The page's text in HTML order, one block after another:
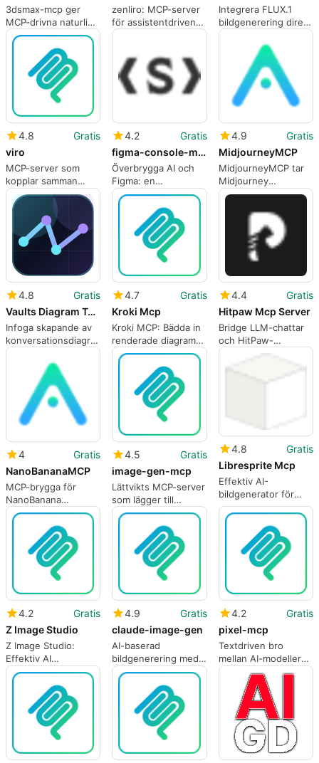
3dsmax-mcp ger
MCP-drivna naturliga
språkstyrning till 3ds
zenliro: MCP-server
för assistentdriven
AI-bildskapande
Integrera FLUX.1
bildgenerering direkt
i MCP
chattarbetsflöden
4.8
Gratis
viro
MCP-server som
kopplar samman
konversationsagenter
med
bildgenereringsbakändar
4.2
Gratis
figma-console-mcp
Överbrygga AI och
Figma: en
utvecklarinriktad
MCP-server
4.9
Gratis
MidjourneyMCP
MidjourneyMCP tar
Midjourney
bildverktyg in i MCP
4.8
Gratis
Vaults Diagram Tools
Infoga skapande av
konversationsdiagram
inuti AI-chattar
4.7
Gratis
Kroki Mcp
Kroki MCP: Bädda in
renderade diagram
direkt i AI-
arbetsflöden
4.4
Gratis
Hitpaw Mcp Server
Bridge LLM-chattar
och HitPaw-
bildverktyg med
MCP-server
4
Gratis
NanoBananaMCP
MCP-brygga för
NanoBanana
bildgenerering inuti
AI-assistenter
4.5
Gratis
image-gen-mcp
Lättvikts MCP-server
som lägger till
bildgenerering i
4.8
Gratis
Libresprite Mcp
Effektiv AI-
bildgenerator för
pixelkonst
4.2
Gratis
Z Image Studio
Z Image Studio:
Effektiv AI
Bildgenerator
4.9
Gratis
claude-image-gen
AI-baserad
bildgenerering med
Claude Skill
4.2
Gratis
pixel-mcp
Textdriven bro
mellan AI-modeller
och professionell
pixelkonst